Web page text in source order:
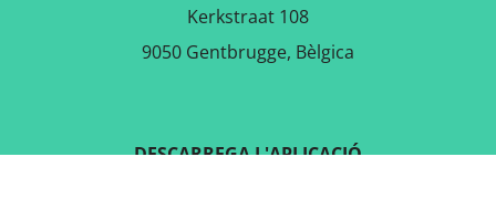
Kerkstraat 108
9050 Gentbrugge, Bèlgica
DESCARREGA L'APLICACIÓ